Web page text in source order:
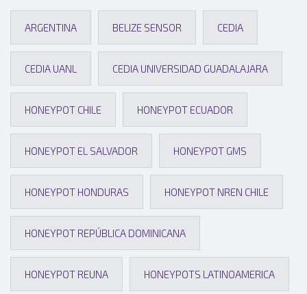
ARGENTINA BELIZE SENSOR CEDIA
CEDIA UANL CEDIA UNIVERSIDAD GUADALAJARA
HONEYPOT CHILE HONEYPOT ECUADOR
HONEYPOT EL SALVADOR HONEYPOT GMS
HONEYPOT HONDURAS HONEYPOT NREN CHILE
HONEYPOT REPÚBLICA DOMINICANA
HONEYPOT REUNA HONEYPOTS LATINOAMERICA